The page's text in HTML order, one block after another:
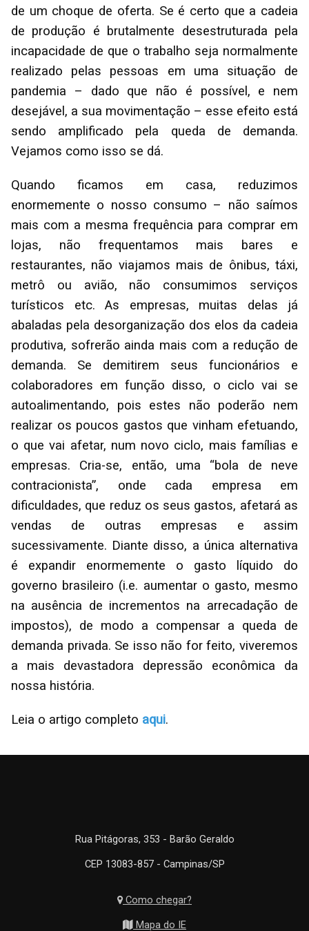
de um choque de oferta. Se é certo que a cadeia
de produção é brutalmente desestruturada pela
incapacidade de que o trabalho seja normalmente
realizado pelas pessoas em uma situação de
pandemia – dado que não é possível, e nem
desejável, a sua movimentação – esse efeito está
sendo amplificado pela queda de demanda.
Vejamos como isso se dá.
Quando ficamos em casa, reduzimos
enormemente o nosso consumo – não saímos
mais com a mesma frequência para comprar em
lojas, não frequentamos mais bares e
restaurantes, não viajamos mais de ônibus, táxi,
metrô ou avião, não consumimos serviços
turísticos etc. As empresas, muitas delas já
abaladas pela desorganização dos elos da cadeia
produtiva, sofrerão ainda mais com a redução de
demanda. Se demitirem seus funcionários e
colaboradores em função disso, o ciclo vai se
autoalimentando, pois estes não poderão nem
realizar os poucos gastos que vinham efetuando,
o que vai afetar, num novo ciclo, mais famílias e
empresas. Cria-se, então, uma “bola de neve
contracionista”, onde cada empresa em
dificuldades, que reduz os seus gastos, afetará as
vendas de outras empresas e assim
sucessivamente. Diante disso, a única alternativa
é expandir enormemente o gasto líquido do
governo brasileiro (i.e. aumentar o gasto, mesmo
na ausência de incrementos na arrecadação de
impostos), de modo a compensar a queda de
demanda privada. Se isso não for feito, viveremos
a mais devastadora depressão econômica da
nossa história.
Leia o artigo completo aqui.
Rua Pitágoras, 353 - Barão Geraldo
CEP 13083-857 - Campinas/SP
Como chegar?
Mapa do IE